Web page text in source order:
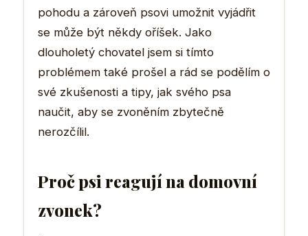
pohodu a zároveň psovi umožnit vyjádřit
se může být někdy oříšek. Jako
dlouholetý chovatel jsem si tímto
problémem také prošel a rád se podělím o
své zkušenosti a tipy, jak svého psa
naučit, aby se zvoněním zbytečně
nerozčílil.
Proč psi reagují na domovní
zvonek?